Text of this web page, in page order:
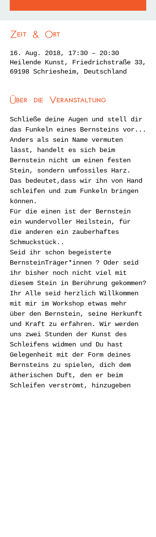
Zeit & Ort
16. Aug. 2018, 17:30 – 20:30
Heilende Kunst, Friedrichstraße 33,
69198 Schriesheim, Deutschland
Über die Veranstaltung
Schließe deine Augen und stell dir
das Funkeln eines Bernsteins vor...
Anders als sein Name vermuten
lässt, handelt es sich beim
Bernstein nicht um einen festen
Stein, sondern umfossiles Harz.
Das bedeutet,dass wir ihn von Hand
schleifen und zum Funkeln bringen
können.
Für die einen ist der Bernstein
ein wundervoller Heilstein, für
die anderen ein zauberhaftes
Schmuckstück..
Seid ihr schon begeisterte
BernsteinTräger*innen ? Oder seid
ihr bisher noch nicht viel mit
diesem Stein in Berührung gekommen?
Ihr Alle seid herzlich Willkommen
mit mir im Workshop etwas mehr
über den Bernstein, seine Herkunft
und Kraft zu erfahren. Wir werden
uns zwei Stunden der Kunst des
Schleifens widmen und Du hast
Gelegenheit mit der Form deines
Bernsteins zu spielen, dich dem
ätherischen Duft, den er beim
Schleifen verströmt, hinzugeben